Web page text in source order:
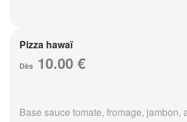
Pizza hawaï
Dès 10.00 €
Base sauce tomate, fromage, jambon,